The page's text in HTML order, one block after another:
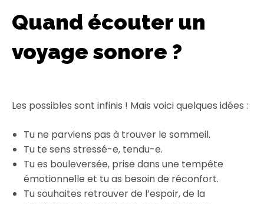
Quand écouter un
voyage sonore ?
Les possibles sont infinis ! Mais voici quelques idées :
Tu ne parviens pas à trouver le sommeil.
Tu te sens stressé-e, tendu-e.
Tu es bouleversée, prise dans une tempête
émotionnelle et tu as besoin de réconfort.
Tu souhaites retrouver de l’espoir, de la